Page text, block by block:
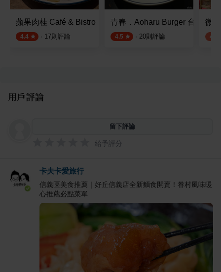
蘋果肉桂 Café & Bistro
4.4 · 17則評論
青春．Aoharu Burger 台北世貿
4.5 · 20則評論
微
4.2
用戶評論
留下評論
給予評分
卡夫卡愛旅行
信義區美食推薦｜好丘信義店全新麵食開賣！眷村風味暖
心推薦必點菜單